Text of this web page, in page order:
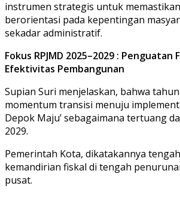
instrumen strategis untuk
berorientasi pada kepentingan
sekadar administratif.
Fokus RPJMD 2025–2029 : Penguatan
Efektivitas Pembangunan
Supian Suri menjelaskan, bahwa
momentum transisi menuju
Depok Maju’ sebagaimana tertuang
2029.
Pemerintah Kota, dikatakannya
kemandirian fiskal di tengah
pusat.